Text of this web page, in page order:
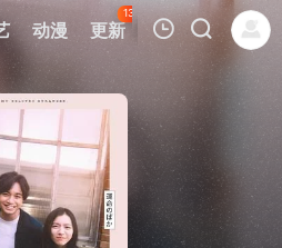
动漫 更新
134
热榜 APP